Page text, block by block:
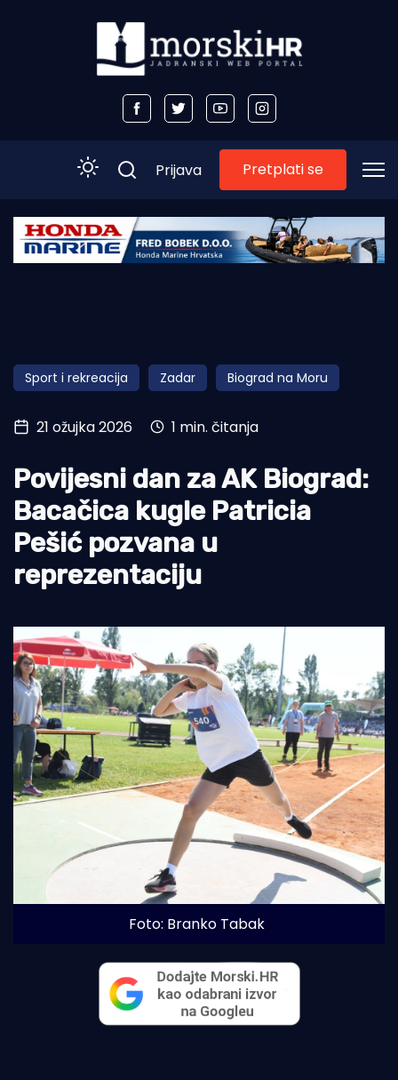
Početna
Obala
Otoci
Turizam i nautika
Pomorstvo
Ribolov
Ekologija
Tradicija i kultura
Prijava Pretplati se
Sport i rekreacija Zadar Biograd na Moru
21 ožujka 2026 1 min. čitanja
Povijesni dan za AK Biograd:
Bacačica kugle Patricia
Pešić pozvana u
reprezentaciju
Foto: Branko Tabak